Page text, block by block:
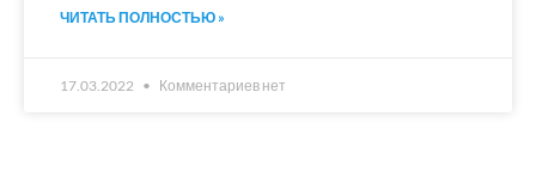
ЧИТАТЬ ПОЛНОСТЬЮ »
17.03.2022 Комментариев нет